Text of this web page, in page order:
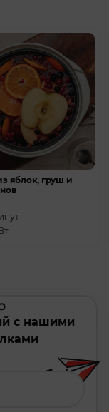
яблок, груш и
с нашими